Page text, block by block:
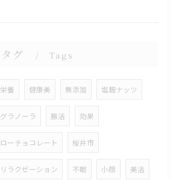
タグ Tags
栄養 健康美 無添加 塩麹ナッツ
グラノーラ 腸活 効果
ローチョコレート 桜井市
リラクゼーション 不眠 小顔 美活